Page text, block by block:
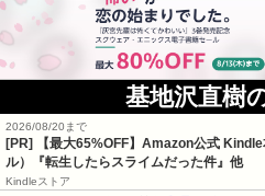
基地沢直樹
2026/08/20まで
[PR]
【最大65%OFF】Amazon公式
ル）『転生したらスライムだった件』他
Kindleストア